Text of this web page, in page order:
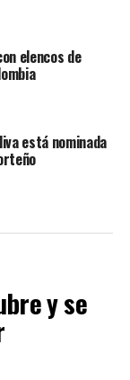
elencos de
está nominada
y se